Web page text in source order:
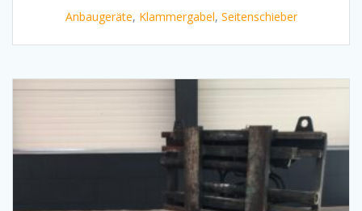
Anbaugeräte, Klammergabel, Seitenschieber